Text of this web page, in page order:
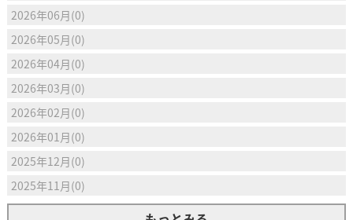
2026年06月(0)
2026年05月(0)
2026年04月(0)
2026年03月(0)
2026年02月(0)
2026年01月(0)
2025年12月(0)
2025年11月(0)